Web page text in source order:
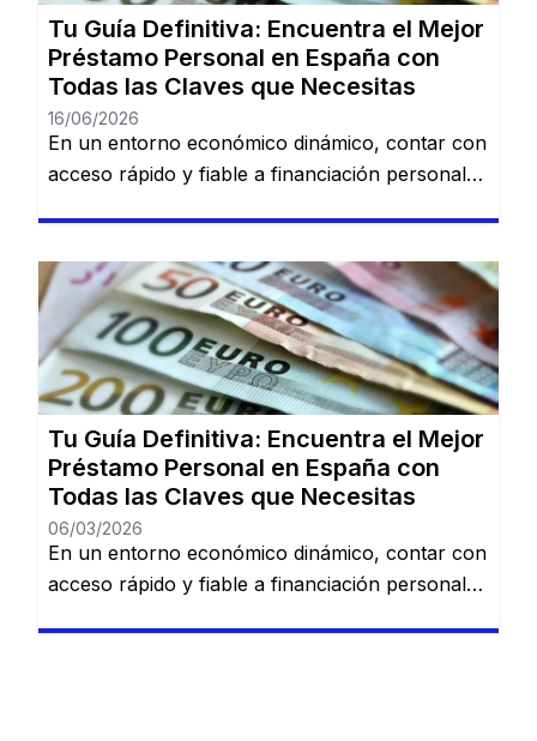
Cofidis, […]
Tu Guía Definitiva: Encuentra el Mejor
Préstamo Personal en España con
Todas las Claves que Necesitas
16/06/2026
En un entorno económico dinámico, contar con
acceso rápido y fiable a financiación personal
largamente esperados, tener la información
adecuada sobre préstamos disponibles puede
marcar la diferencia. En esta guía, descubrirás
los mejores préstamos personales del mercado
español: Dineti, BBVA Préstamo Personal,
Cofidis, […]
Tu Guía Definitiva: Encuentra el Mejor
Préstamo Personal en España con
Todas las Claves que Necesitas
06/03/2026
En un entorno económico dinámico, contar con
acceso rápido y fiable a financiación personal